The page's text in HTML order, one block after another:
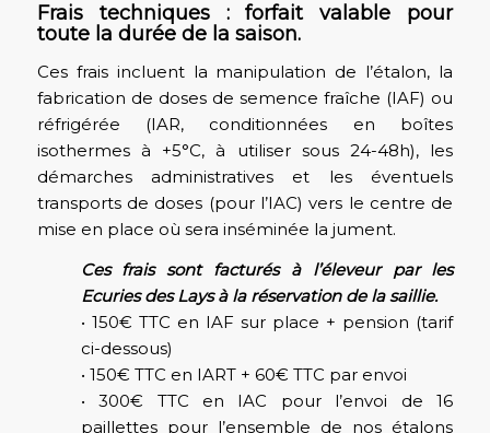
Frais techniques : forfait valable pour
toute la durée de la saison.
Ces frais incluent la manipulation de l’étalon, la
fabrication de doses de semence fraîche (IAF) ou
réfrigérée (IAR, conditionnées en boîtes
isothermes à +5°C, à utiliser sous 24-48h), les
démarches administratives et les éventuels
transports de doses (pour l’IAC) vers le centre de
mise en place où sera inséminée la jument.
Ces frais sont facturés à l’éleveur par les
Ecuries des Lays à la réservation de la saillie.
• 150€ TTC en IAF sur place + pension (tarif
ci-dessous)
• 150€ TTC en IART + 60€ TTC par envoi
• 300€ TTC en IAC pour l’envoi de 16
paillettes pour l’ensemble de nos étalons